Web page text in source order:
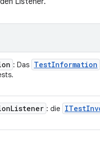
: Das TestInformation
Listener : die ITest